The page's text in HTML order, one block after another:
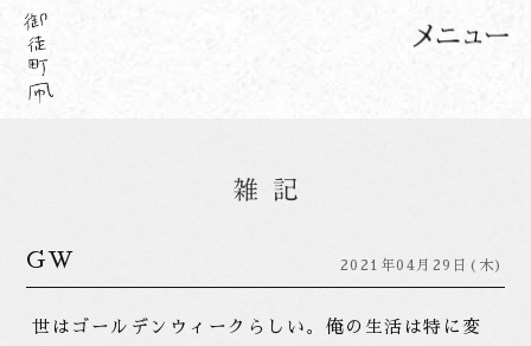
GW 2021年04月29日(木)
世はゴールデンウィークらしい。俺の生活は特に変